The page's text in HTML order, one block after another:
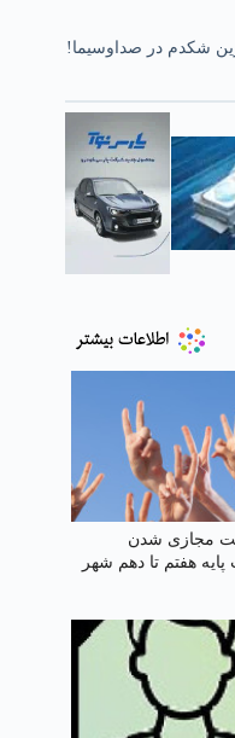
شکدم در صداوسیما!
مجازی شدن
پایه هفتم تا دهم شهر